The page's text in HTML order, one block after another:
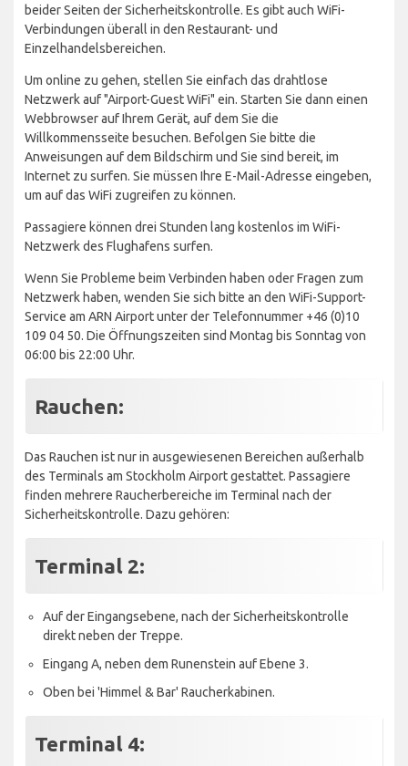
beider Seiten der Sicherheitskontrolle. Es gibt auch WiFi-
Verbindungen überall in den Restaurant- und
Einzelhandelsbereichen.
Um online zu gehen, stellen Sie einfach das drahtlose
Netzwerk auf "Airport-Guest WiFi" ein. Starten Sie dann einen
Webbrowser auf Ihrem Gerät, auf dem Sie die
Willkommensseite besuchen. Befolgen Sie bitte die
Anweisungen auf dem Bildschirm und Sie sind bereit, im
Internet zu surfen. Sie müssen Ihre E-Mail-Adresse eingeben,
um auf das WiFi zugreifen zu können.
Passagiere können drei Stunden lang kostenlos im WiFi-
Netzwerk des Flughafens surfen.
Wenn Sie Probleme beim Verbinden haben oder Fragen zum
Netzwerk haben, wenden Sie sich bitte an den WiFi-Support-
Service am ARN Airport unter der Telefonnummer +46 (0)10
109 04 50. Die Öffnungszeiten sind Montag bis Sonntag von
06:00 bis 22:00 Uhr.
Rauchen:
Das Rauchen ist nur in ausgewiesenen Bereichen außerhalb
des Terminals am Stockholm Airport gestattet. Passagiere
finden mehrere Raucherbereiche im Terminal nach der
Sicherheitskontrolle. Dazu gehören:
Terminal 2:
Auf der Eingangsebene, nach der Sicherheitskontrolle
direkt neben der Treppe.
Eingang A, neben dem Runenstein auf Ebene 3.
Oben bei 'Himmel & Bar' Raucherkabinen.
Terminal 4: